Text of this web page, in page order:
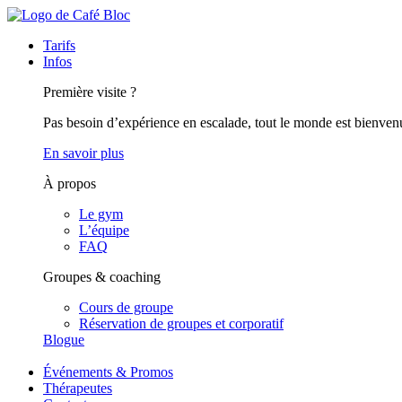
Tarifs
Infos
Première visite ?
Pas besoin d’expérience en escalade, tout le monde est
En savoir plus
À propos
Le gym
L’équipe
FAQ
Groupes & coaching
Cours de groupe
Réservation de groupes et corporatif
Blogue
Événements & Promos
Thérapeutes